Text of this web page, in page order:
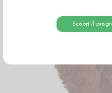
Scopri il